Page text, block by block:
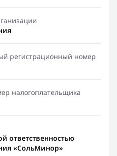
регистрационный номер
налогоплательщика
ответственностью
«СольМинор»